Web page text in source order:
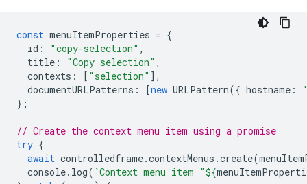
const menuItemProperties = {
id : "copy-selection" ,
title : "Copy selection" ,
contexts : [ "selection" ],
documentURLPatterns : [new URLPattern({ hostname :
};
// Create the context menu item using a promise
try {
await controlledframe.contextMenus .create(
console. log( `Context menu item "${